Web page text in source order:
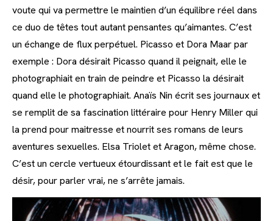
voute qui va permettre le maintien d’un équilibre réel dans
ce duo de têtes tout autant pensantes qu’aimantes. C’est
un échange de flux perpétuel. Picasso et Dora Maar par
exemple : Dora désirait Picasso quand il peignait, elle le
photographiait en train de peindre et Picasso la désirait
quand elle le photographiait. Anaïs Nin écrit ses journaux et
se remplit de sa fascination littéraire pour Henry Miller qui
la prend pour maitresse et nourrit ses romans de leurs
aventures sexuelles. Elsa Triolet et Aragon, même chose.
C’est un cercle vertueux étourdissant et le fait est que le
désir, pour parler vrai, ne s’arrête jamais.